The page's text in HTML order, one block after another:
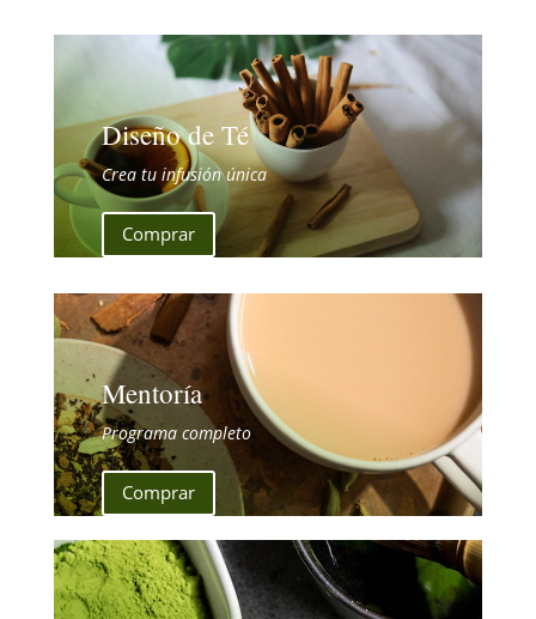
Diseño de Té
Crea tu infusión única
Comprar
Mentoría
Programa completo
Comprar